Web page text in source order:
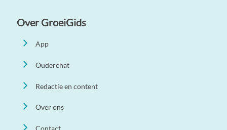
Over GroeiGids
App
Ouderchat
Redactie en content
Over ons
Contact